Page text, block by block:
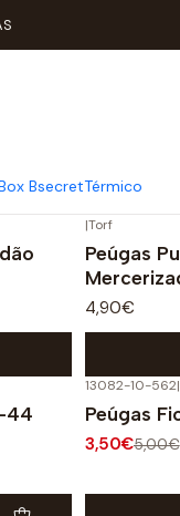
BsecretTérmico
|Torf
Peúgas
4,90€
44
13082-10-562|
Peúgas
3,50€5,00€